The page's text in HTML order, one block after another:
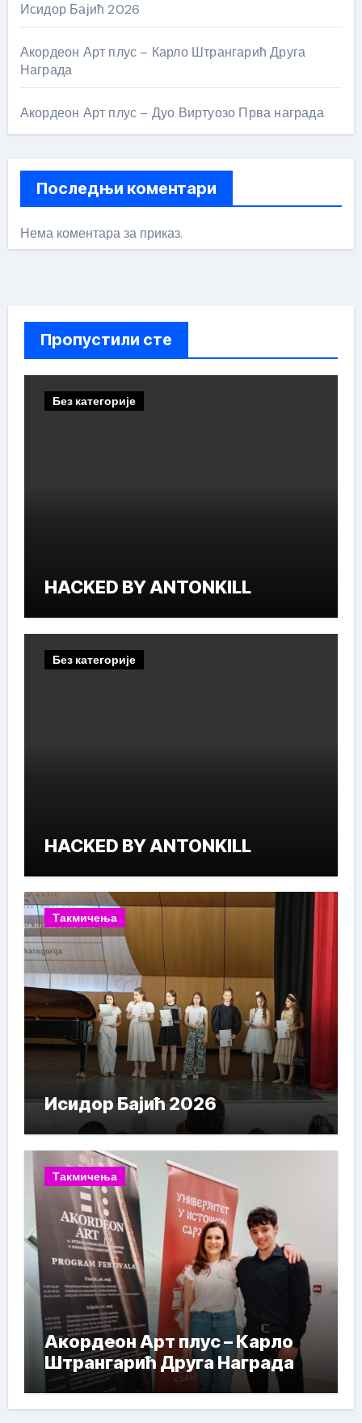
Исидор Бајић 2026
Акордеон Арт плус – Карло Штрангарић Друга
Награда
Акордеон Арт плус – Дуо Виртуозо Прва награда
Последњи коментари
Нема коментара за приказ.
Пропустили сте
Без категорије
HACKED BY ANTONKILL
Без категорије
HACKED BY ANTONKILL
Такмичења
Исидор Бајић 2026
Такмичења
Акордеон Арт плус – Карло
Штрангарић Друга Награда